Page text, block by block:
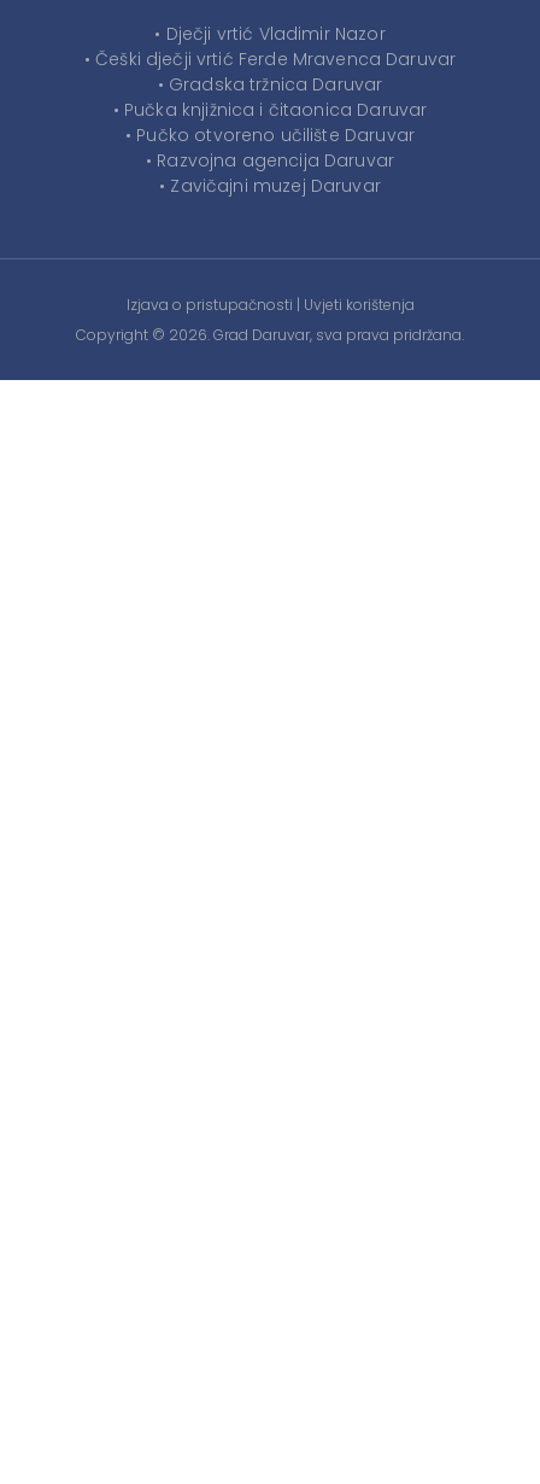
• Dječji vrtić Vladimir Nazor
• Češki dječji vrtić Ferde Mravenca Daruvar
• Gradska tržnica Daruvar
• Pučka knjižnica i čitaonica Daruvar
• Pučko otvoreno učilište Daruvar
• Razvojna agencija Daruvar
• Zavičajni muzej Daruvar
Izjava o pristupačnosti | Uvjeti korištenja
Copyright © 2026. Grad Daruvar, sva prava pridržana.